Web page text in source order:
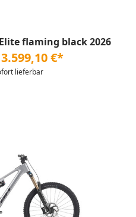
flaming black 2026
3.599,10 €*
lieferbar